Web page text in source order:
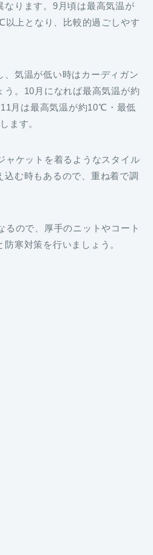
なります。9月頃は最高気温が
上となり、比較的過ごしやす
、気温が低い時はカーディガン
う。10月になれば最高気温が約
月は最高気温が約10℃・最低
ます。
ャケットを着るようなスタイル
込む時もあるので、重ね着で調
るので、厚手のニットやコート
寒対策を行いましょう。